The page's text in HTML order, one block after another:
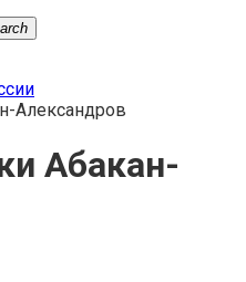
Александров
Абакан-